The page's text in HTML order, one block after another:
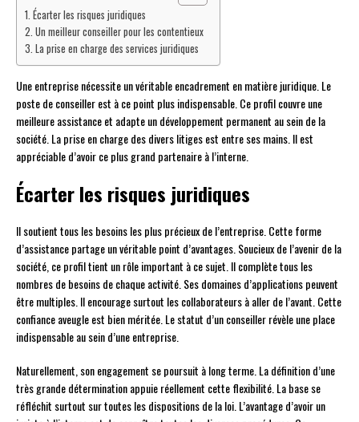
Écarter les risques juridiques
Un meilleur conseiller pour les contentieux
La prise en charge des services juridiques
Une entreprise nécessite un véritable encadrement en matière juridique. Le
poste de conseiller est à ce point plus indispensable. Ce profil couvre une
meilleure assistance et adapte un développement permanent au sein de la
société. La prise en charge des divers litiges est entre ses mains. Il est
appréciable d’avoir ce plus grand partenaire à l’interne.
Écarter les risques juridiques
Il soutient tous les besoins les plus précieux de l’entreprise. Cette forme
d’assistance partage un véritable point d’avantages. Soucieux de l’avenir de la
société, ce profil tient un rôle important à ce sujet. Il complète tous les
nombres de besoins de chaque activité. Ses domaines d’applications peuvent
être multiples. Il encourage surtout les collaborateurs à aller de l’avant. Cette
confiance aveugle est bien méritée. Le statut d’un conseiller révèle une place
indispensable au sein d’une entreprise.
Naturellement, son engagement se poursuit à long terme. La définition d’une
très grande détermination appuie réellement cette flexibilité. La base se
réfléchit surtout sur toutes les dispositions de la loi. L’avantage d’avoir un